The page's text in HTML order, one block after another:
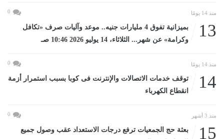
منذ 14 يومًا 0
13
بميزانية تفوق 4 مليارات جنيه.. موعد وآليات صرف «تكافل
وكرامة» عن شهر... الثلاثاء، 14 يوليو 2026 10:46 صـ
منذ 14 يومًا 0
14
توقف خدمات الاتصالات والإنترنت فى كوبا بسبب استمرار أزمة
انقطاع الكهرباء
منذ 3 أشهر 0
15
بعثة حج الجمعيات ترفع درجات الاستعداد عقب وصول جميع